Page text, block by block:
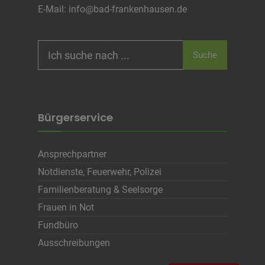
E-Mail: info@bad-frankenhausen.de
for:
Suche
Bürgerservice
Ansprechpartner
Notdienste, Feuerwehr, Polizei
Familienberatung & Seelsorge
Frauen in Not
Fundbüro
Ausschreibungen
Infos schließen